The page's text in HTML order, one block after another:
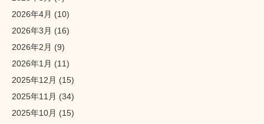
2026年4月 (10)
2026年3月 (16)
2026年2月 (9)
2026年1月 (11)
2025年12月 (15)
2025年11月 (34)
2025年10月 (15)